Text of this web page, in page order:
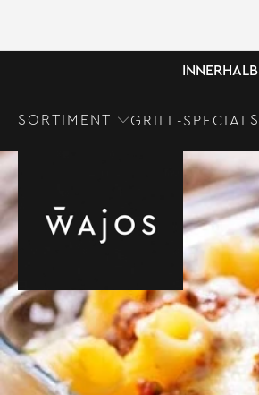
SORTIMENT GRILL-SPECIAL